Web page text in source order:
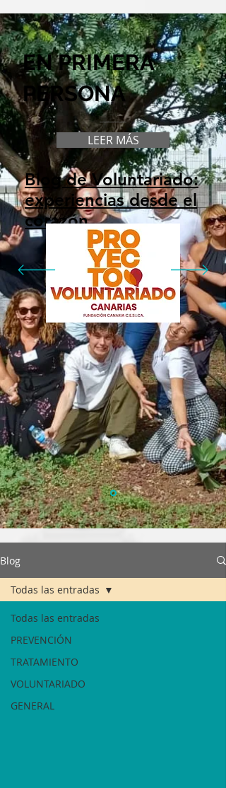
EN PRIMERA
PERSONA
LEER MÁS
Blog de Voluntariado:
experiencias desde el
corazón
Blog
Todas las entradas
PREVENCIÓN
TRATAMIENTO
VOLUNTARIADO
GENERAL
Todas las entradas